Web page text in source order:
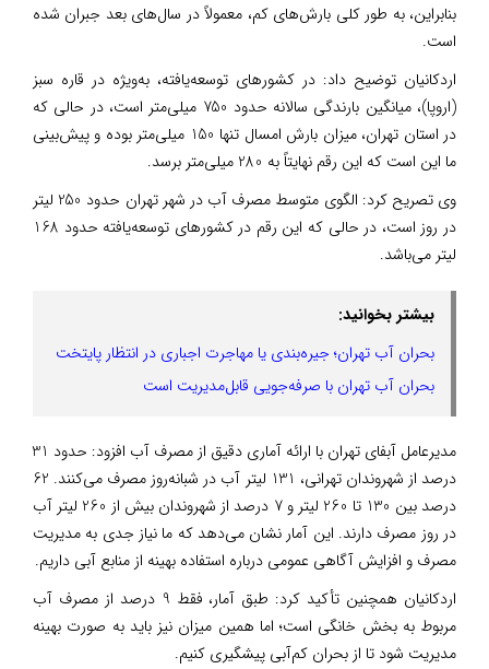
بنابراین، به طور کلی بارش‌های کم، معمولاً در سال‌های بعد جبران شده
است.
اردکانیان توضیح داد: در کشور‌های توسعه‌یافته، به‌ویژه در قاره سبز
(اروپا)، میانگین بارندگی سالانه حدود 750 میلی‌متر است، در حالی که
در استان تهران، میزان بارش امسال تنها 150 میلی‌متر بوده و پیش‌بینی
ما این است که این رقم نهایتاً به 280 میلی‌متر برسد.
وی تصریح کرد: الگوی متوسط مصرف آب در شهر تهران حدود 250 لیتر
در روز است، در حالی که این رقم در کشور‌های توسعه‌یافته حدود 168
لیتر می‌باشد.
بیشتر بخوانید:
بحران آب تهران؛ جیره‌بندی یا مهاجرت اجباری در انتظار پایتخت
بحران آب تهران با صرفه‌جویی قابل‌مدیریت است
مدیرعامل آبفای تهران با ارائه آماری دقیق از مصرف آب افزود: حدود 31
درصد از شهروندان تهرانی، 131 لیتر آب در شبانه‌روز مصرف می‌کنند. 62
درصد بین 130 تا 260 لیتر و 7 درصد از شهروندان بیش از 260 لیتر آب
در روز مصرف دارند. این آمار نشان می‌دهد که ما نیاز جدی به مدیریت
مصرف و افزایش آگاهی عمومی درباره استفاده بهینه از منابع آبی داریم.
اردکانیان همچنین تأکید کرد: طبق آمار، فقط 9 درصد از مصرف آب
مربوط به بخش خانگی است؛ اما همین میزان نیز باید به صورت بهینه
مدیریت شود تا از بحران کم‌آبی پیشگیری کنیم.